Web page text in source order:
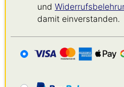
und
damit einverstanden.